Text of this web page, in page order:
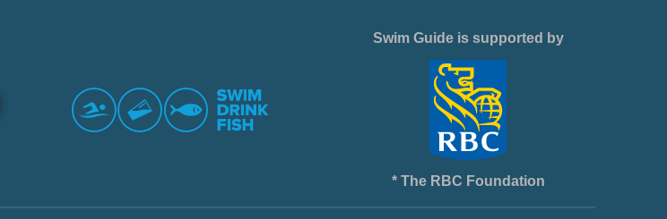
Swim Guide is supported by
* The RBC Foundation